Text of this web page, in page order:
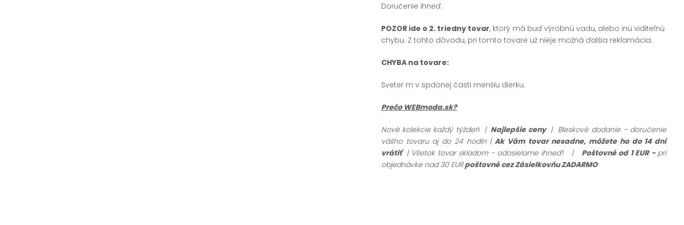
Doručenie ihneď.
POZOR ide o 2. triedny tovar, ktorý má buď výrobnú vadu, alebo inú viditeľnú
chybu. Z tohto dôvodu, pri tomto tovare už nieje možná ďalšia reklamácia.
CHYBA na tovare:
Sveter m v spdonej časti menšiu dierku.
Prečo WEBmoda.sk?
Nové kolekcie každý týždeň |Najlepšie ceny | Bleskové dodanie – doručenie
vášho tovaru aj do 24 hodín |Ak Vám tovar nesadne, môžete ho do 14 dní
vrátiť | Všetok tovar skladom - odosielame ihneď! | Poštovné od 1 EUR - pri
objednávke nad 30 EURpoštovné cez Zásielkovňu ZADARMO